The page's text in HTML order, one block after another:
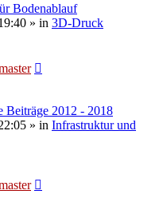
Bodenablauf
» in 3D-Druck
Beiträge 2012 - 2018
» in Infrastruktur und